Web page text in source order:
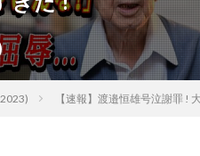
【速報】渡邉恒雄号泣謝罪